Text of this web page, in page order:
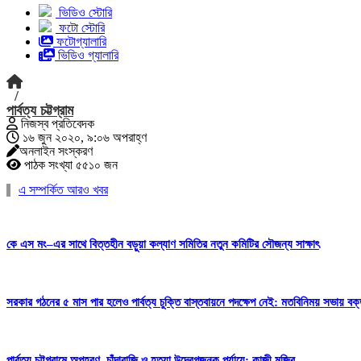
ভিডিও স্টোরি
ফটো স্টোরি
ফটোগ্যালারি
ভিডিও গ্যালারি
/
পার্বত্য চট্টগ্রাম
নিজস্ব প্রতিবেদক
১৬ জুন ২০২০, ৯:০৬ অপরাহ্ণ
অনলাইন সংস্করণ
পাঠক সংখ্যা ৫৫১০ জন
এ সম্পর্কিত আরও খবর
কে এস মং–এর সাথে বিত্তহীন বড়ুয়া কল্যাণ সমিতির নতুন কমিটির সৌজন্য সাক্ষাৎ
সরকার গঠনের ৫ মাস পার হলেও পার্বত্য চুক্তি বাস্তবায়নে পদক্ষেপ নেই: মতবিনিময় সভায়